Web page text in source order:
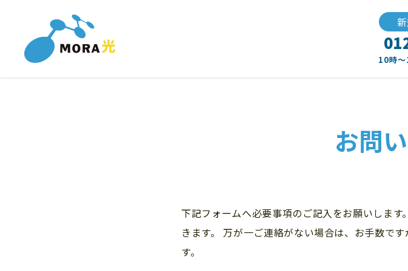
10時～
お問
下記フォームへ必要事項のご記入をお願いしま
きます。 万が一ご連絡がない場合は、お手数で
す。